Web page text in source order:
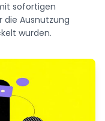
sofortigen
die Ausnutzung
wurden.